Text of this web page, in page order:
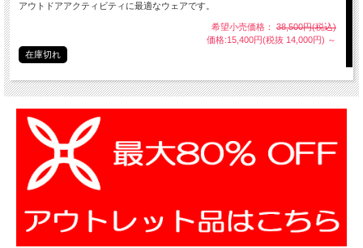
アウトドアアクティビティに最適なウェアです。
希望小売価格： 38,500円(税込)
価格:15,400円(税抜 14,000円) ～
在庫切れ